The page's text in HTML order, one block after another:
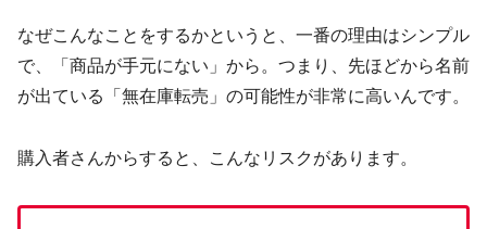
なぜこんなことをするかというと、一番の理由はシンプル
で、「商品が手元にない」から。つまり、先ほどから名前
が出ている「無在庫転売」の可能性が非常に高いんです。
購入者さんからすると、こんなリスクがあります。